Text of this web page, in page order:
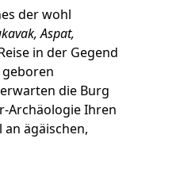
der wohl
Aspat,
in der Gegend
die Burg
Archäologie Ihren
ägäischen,